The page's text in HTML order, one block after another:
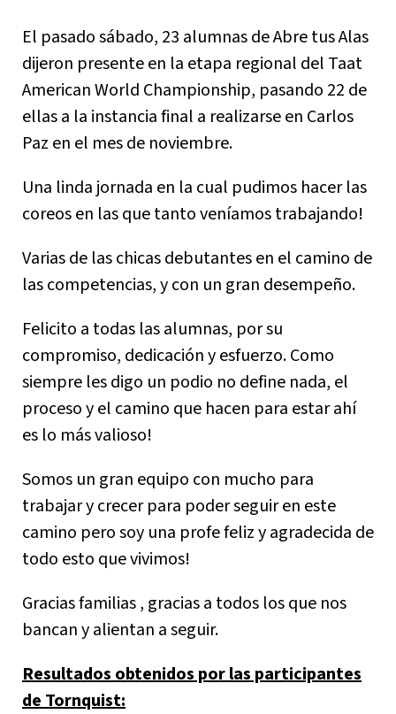
El pasado sábado, 23 alumnas de Abre tus Alas
dijeron presente en la etapa regional del Taat
American World Championship, pasando 22 de
ellas a la instancia final a realizarse en Carlos
Paz en el mes de noviembre.
Una linda jornada en la cual pudimos hacer las
coreos en las que tanto veníamos trabajando!
Varias de las chicas debutantes en el camino de
las competencias, y con un gran desempeño.
Felicito a todas las alumnas, por su
compromiso, dedicación y esfuerzo. Como
siempre les digo un podio no define nada, el
proceso y el camino que hacen para estar ahí
es lo más valioso!
Somos un gran equipo con mucho para
trabajar y crecer para poder seguir en este
camino pero soy una profe feliz y agradecida de
todo esto que vivimos!
Gracias familias , gracias a todos los que nos
bancan y alientan a seguir.
Resultados obtenidos por las participantes
de Tornquist: